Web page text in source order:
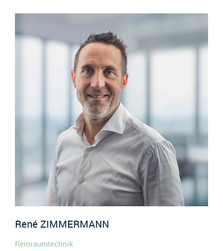
René ZIMMERMANN
Reinraumtechnik